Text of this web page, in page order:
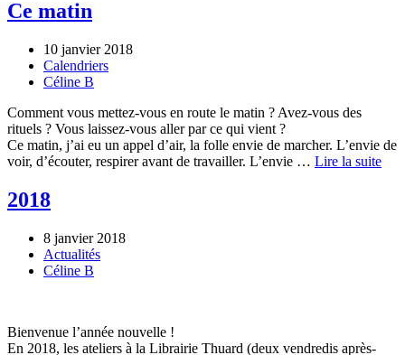
Ce matin
10 janvier 2018
Calendriers
Céline B
Comment vous mettez-vous en route le matin ? Avez-vous des
rituels ? Vous laissez-vous aller par ce qui vient ?
Ce matin, j’ai eu un appel d’air, la folle envie de marcher. L’envie de
voir, d’écouter, respirer avant de travailler. L’envie … Lire la suite
2018
8 janvier 2018
Actualités
Céline B
Bienvenue l’année nouvelle !
En 2018, les ateliers à la Librairie Thuard (deux vendredis après-